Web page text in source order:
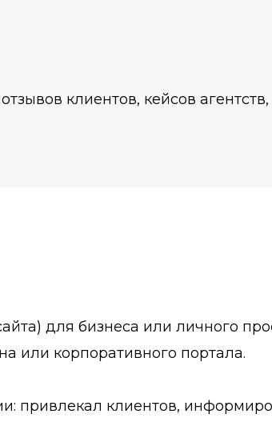
клиентов, кейсов
для бизнеса или личного
или корпоративного портала.
привлекал клиентов,